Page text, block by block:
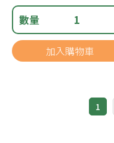
數量 1
加入購物車
1